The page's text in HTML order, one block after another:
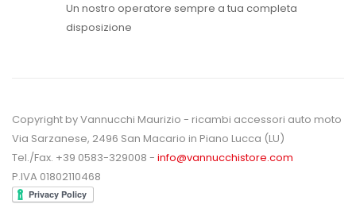
Un nostro operatore sempre a tua completa
disposizione
Copyright by Vannucchi Maurizio - ricambi accessori auto moto
Via Sarzanese, 2496 San Macario in Piano Lucca (LU)
Tel./Fax. +39 0583-329008 - info@vannucchistore.com
P.IVA 01802110468